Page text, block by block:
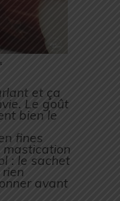
et ça
Le goût
bien le
fines
: le sachet
avant